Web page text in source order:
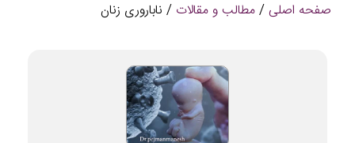
صفحه اصلی / مطالب و مقالات / ناباروری زنان